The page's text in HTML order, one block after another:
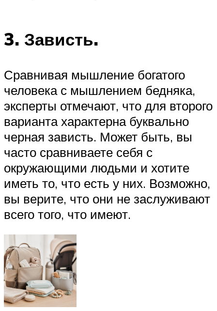
3. Зависть.
Сравнивая мышление богатого
человека с мышлением бедняка,
эксперты отмечают, что для второго
варианта характерна буквально
черная зависть. Может быть, вы
часто сравниваете себя с
окружающими людьми и хотите
иметь то, что есть у них. Возможно,
вы верите, что они не заслуживают
всего того, что имеют.